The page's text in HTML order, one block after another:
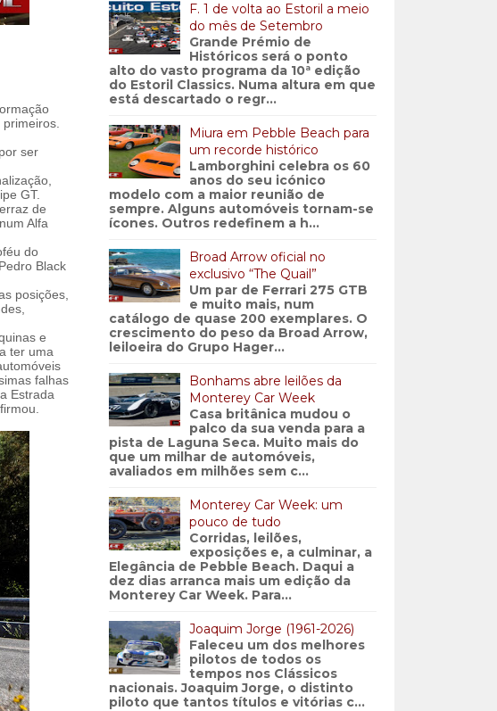
ser
GT.
de
Alfa
do
Black
posições,
e
ter uma
falhas
Estrada
F. 1 de volta ao Estoril a meio
do mês de Setembro
Grande Prémio de
Históricos será o ponto
alto do vasto programa da 10ª edição
do Estoril Classics. Numa altura em que
está descartado o regr...
Miura em Pebble Beach para
um recorde histórico
Lamborghini celebra os 60
anos do seu icónico
modelo com a maior reunião de
sempre. Alguns automóveis tornam-se
ícones. Outros redefinem a h...
Broad Arrow oficial no
exclusivo “The Quail”
Um par de Ferrari 275 GTB
e muito mais, num
catálogo de quase 200 exemplares. O
crescimento do peso da Broad Arrow,
leiloeira do Grupo Hager...
Bonhams abre leilões da
Monterey Car Week
Casa britânica mudou o
palco da sua venda para a
pista de Laguna Seca. Muito mais do
que um milhar de automóveis,
avaliados em milhões sem c...
Monterey Car Week: um
pouco de tudo
Corridas, leilões,
exposições e, a culminar, a
Elegância de Pebble Beach. Daqui a
dez dias arranca mais um edição da
Monterey Car Week. Para...
Joaquim Jorge (1961-2026)
Faleceu um dos melhores
pilotos de todos os
tempos nos Clássicos
nacionais. Joaquim Jorge, o distinto
piloto que tantos títulos e vitórias c...